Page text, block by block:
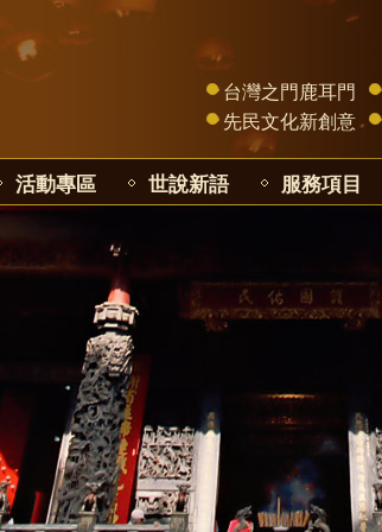
台灣之門鹿耳門
先民文化新創意
活動專區 世說新語 服務項目